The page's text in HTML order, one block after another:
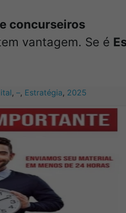
concurseiros
vantagem. Se é
, –, Estratégia, 2025